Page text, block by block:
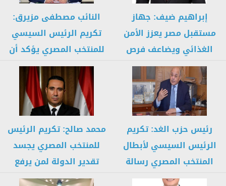
إبراهيم ضيف: جهاز
مستقبل مصر يعزز الأمن
الغذائي ويضاعف فرص
الاستثمار والإنتاج
النائب مصطفى مزيرق:
تكريم الرئيس السيسي
للمنتخب المصري يؤكد أن
الدولة لا...
رئيس حزب الغد: تكريم
الرئيس السيسي لأبطال
المنتخب المصري رسالة
تقدير تصنع...
محمد صالح: تكريم الرئيس
للمنتخب المصري يجسد
تقدير الدولة لمن يرفع
اسم...